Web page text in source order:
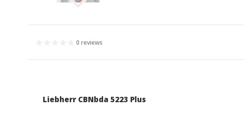
0 reviews
Liebherr CBNbda 5223 Plus